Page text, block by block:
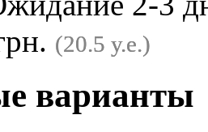
(20.5 у.е.)
варианты